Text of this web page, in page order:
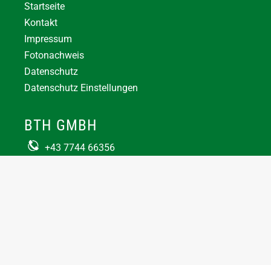
Startseite
Kontakt
Impressum
Fotonachweis
Datenschutz
Datenschutz Einstellungen
BTH GMBH
+43 7744 66356